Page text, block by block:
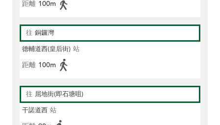
距離 100m
往 銅鑼灣
德輔道西(皇后街) 站
距離 100m
往 屈地街(即石塘咀)
干諾道西 站